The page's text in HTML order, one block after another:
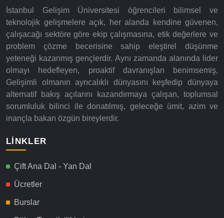
İstanbul Gelişim Üniversitesi öğrencileri bilimsel ve
teknolojik gelişmelere açık, her alanda kendine güvenen,
çalışacağı sektöre göre ekip çalışmasına, etik değerlere ve
problem çözme becerisine sahip eleştirel düşünme
yeteneği kazanmış gençlerdir. Aynı zamanda alanında lider
olmayı hedefleyen, proaktif davranışları benimsemiş,
Gelişimli olmanın ayrıcalıklı dünyasını keşfedip dünyaya
alternatif bakış açılarını kazandırmaya çalışan, toplumsal
sorumluluk bilinci ile donatılmış, geleceğe ümit, azim ve
inançla bakan özgün bireylerdir.
LINKLER
Çift Ana Dal - Yan Dal
Ücretler
Burslar